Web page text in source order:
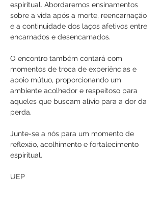
espiritual. Abordaremos ensinamentos
sobre a vida após a morte, reencarnação
e a continuidade dos laços afetivos entre
encarnados e desencarnados.
O encontro também contará com
momentos de troca de experiências e
apoio mútuo, proporcionando um
ambiente acolhedor e respeitoso para
aqueles que buscam alívio para a dor da
perda.
Junte-se a nós para um momento de
reflexão, acolhimento e fortalecimento
espiritual.
UEP